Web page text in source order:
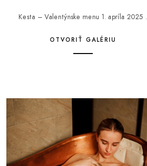
Kesta – Valentýnske menu 1. apríla 2025 .
OTVORIŤ GALÉRIU